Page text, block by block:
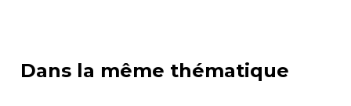
Dans la même thématique